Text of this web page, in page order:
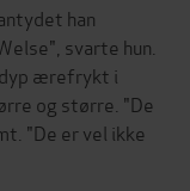
han
svarte hun.
ærefrykt i
og større. "De
"De er vel ikke